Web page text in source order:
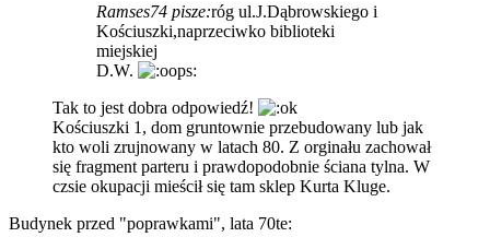
Ramses74 pisze:róg ul.J.Dąbrowskiego i
Kościuszki,naprzeciwko biblioteki
miejskiej
D.W.
Tak to jest dobra odpowiedź!
Kościuszki 1, dom gruntownie przebudowany lub jak
kto woli zrujnowany w latach 80. Z orginału zachował
się fragment parteru i prawdopodobnie ściana tylna. W
czsie okupacji mieścił się tam sklep Kurta Kluge.
Budynek przed "poprawkami", lata 70te: